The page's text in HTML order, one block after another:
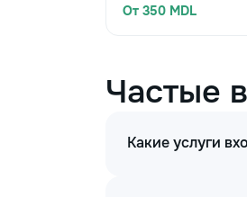
От 350 MDL
Частые
Какие услуги